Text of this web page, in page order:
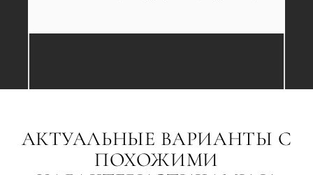
АКТУАЛЬНЫЕ ВАРИАНТЫ С
ПОХОЖИМИ